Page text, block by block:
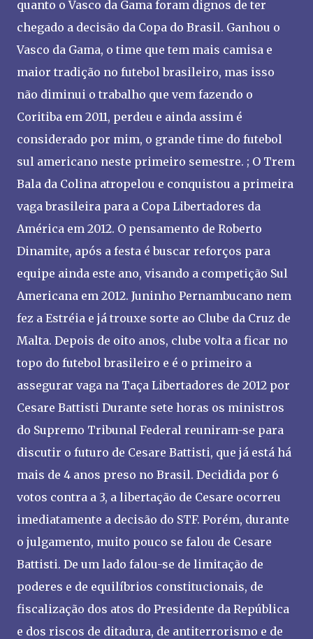
quanto o Vasco da Gama foram dignos de ter
chegado a decisão da Copa do Brasil. Ganhou o
Vasco da Gama, o time que tem mais camisa e
maior tradição no futebol brasileiro, mas isso
não diminui o trabalho que vem fazendo o
Coritiba em 2011, perdeu e ainda assim é
considerado por mim, o grande time do futebol
sul americano neste primeiro semestre. ; O Trem
Bala da Colina atropelou e conquistou a primeira
vaga brasileira para a Copa Libertadores da
América em 2012. O pensamento de Roberto
Dinamite, após a festa é buscar reforços para
equipe ainda este ano, visando a competição Sul
Americana em 2012. Juninho Pernambucano nem
fez a Estréia e já trouxe sorte ao Clube da Cruz de
Malta. Depois de oito anos, clube volta a ficar no
topo do futebol brasileiro e é o primeiro a
assegurar vaga na Taça Libertadores de 2012 por
Cesare Battisti Durante sete horas os ministros
do Supremo Tribunal Federal reuniram-se para
discutir o futuro de Cesare Battisti, que já está há
mais de 4 anos preso no Brasil. Decidida por 6
votos contra a 3, a libertação de Cesare ocorreu
imediatamente a decisão do STF. Porém, durante
o julgamento, muito pouco se falou de Cesare
Battisti. De um lado falou-se de limitação de
poderes e de equilíbrios constitucionais, de
fiscalização dos atos do Presidente da República
e dos riscos de ditadura, de antiterrorismo e de